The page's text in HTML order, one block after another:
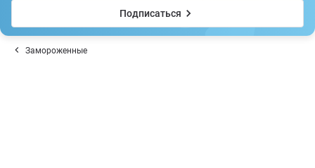
Подписаться
Замороженные